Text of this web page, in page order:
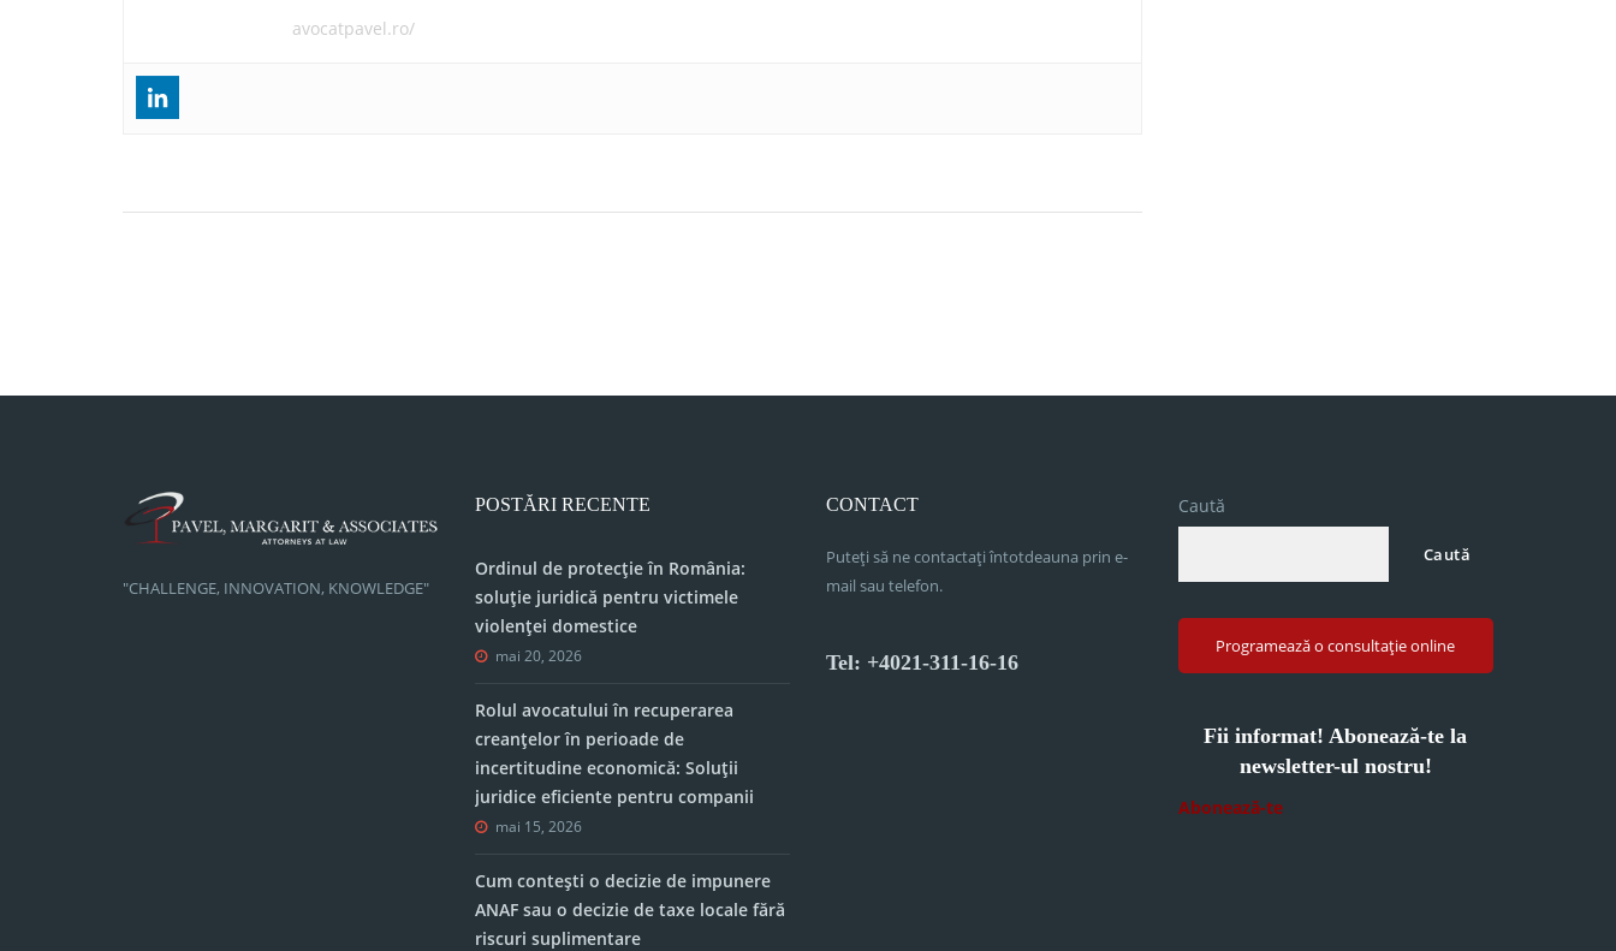
avocatpavel.ro/
"CHALLENGE, INNOVATION, KNOWLEDGE"
POSTĂRI RECENTE
Ordinul de protecție în România:
soluție juridică pentru victimele
violenței domestice
mai 20, 2026
Rolul avocatului în recuperarea
creanțelor în perioade de
incertitudine economică: Soluții
juridice eficiente pentru companii
mai 15, 2026
Cum contești o decizie de impunere
ANAF sau o decizie de taxe locale fără
riscuri suplimentare
CONTACT
Puteți să ne contactați întotdeauna prin e-
mail sau telefon.
Tel: +4021-311-16-16
Caută
Caută
Programează o consultație online
Fii informat! Abonează-te la
newsletter-ul nostru!
Abonează-te